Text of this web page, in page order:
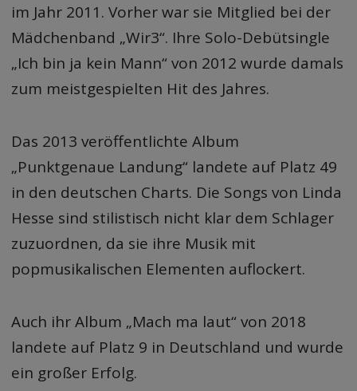
im Jahr 2011. Vorher war sie Mitglied bei der
Mädchenband „Wir3“. Ihre Solo-Debütsingle
„Ich bin ja kein Mann“ von 2012 wurde damals
zum meistgespielten Hit des Jahres.
Das 2013 veröffentlichte Album
„Punktgenaue Landung“ landete auf Platz 49
in den deutschen Charts. Die Songs von Linda
Hesse sind stilistisch nicht klar dem Schlager
zuzuordnen, da sie ihre Musik mit
popmusikalischen Elementen auflockert.
Auch ihr Album „Mach ma laut“ von 2018
landete auf Platz 9 in Deutschland und wurde
ein großer Erfolg.